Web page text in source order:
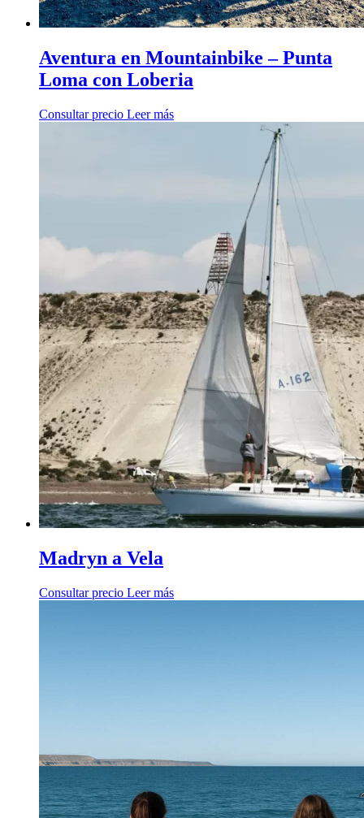
Aventura en Mountainbike – Punta
Loma con Loberia
Consultar precio Leer más
Madryn a Vela
Consultar precio Leer más